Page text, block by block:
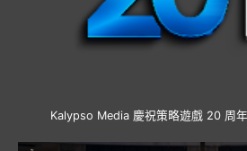
Kalypso Media 慶祝策略遊戲 20 周